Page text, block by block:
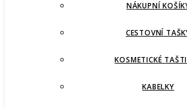
NÁKUPNÍ
CESTOVNÍ
KOSMETICKÉ
KABELKY